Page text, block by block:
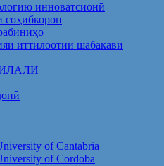
инноватсионӣ
соҳибкорон
иттилоотии шабакавӣ
of Cantabria
of Cordoba